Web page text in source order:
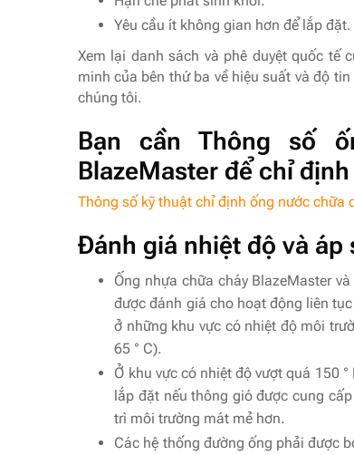
Yêu cầu ít không gian hơn để lắp đặt.
Xem lại danh sách và phê duyệt quốc tế
minh của bên thứ ba về hiệu suất và độ
chúng tôi.
Bạn cần Thông số
BlazeMaster để chỉ
Thông số kỹ thuật chỉ định ống nước chữa
Đánh giá nhiệt độ và áp
Ống nhựa chữa cháy BlazeMaster
được đánh giá cho hoạt động liên
ở những khu vực có nhiệt độ môi
65 ° C).
Ở khu vực có nhiệt độ vượt quá 150
lắp đặt nếu thông gió được cung
trì môi trường mát mẻ hơn.
Các hệ thống đường ống phải được